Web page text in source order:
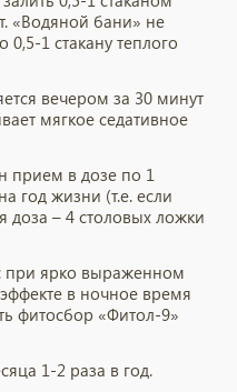
«Водяной бани» не
1 стакану теплого
вечером за 30 минут
мягкое седативное
прием в дозе по 1
год жизни (т.е. если
доза – 4 столовых ложки
при ярко выраженном
в ночное время
фитосбор «Фитол-9»
1-2 раза в год.